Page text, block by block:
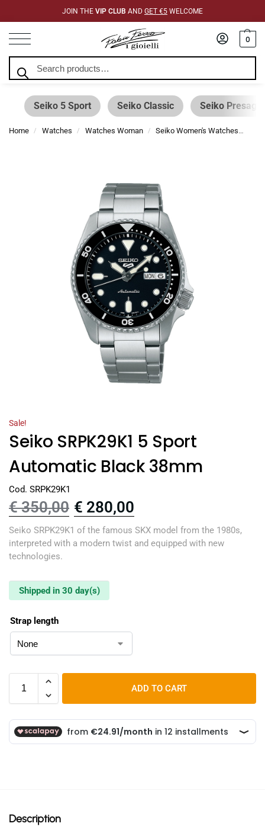
JOIN THE VIP CLUB AND GET €5 WELCOME
0
Seiko 5 Sport Seiko Classic Seiko Presage
Home / Watches / Watches Woman / Seiko Women's Watches
Sale!
Seiko SRPK29K1 5 Sport
Automatic Black 38mm
Cod. SRPK29K1
€350,00 € 280,00
Seiko SRPK29K1 of the famous SKX model from the 1980s,
interpreted with a modern twist and equipped with new
technologies.
Shipped in 30 day(s)
Strap length
ADD TO CART
Description